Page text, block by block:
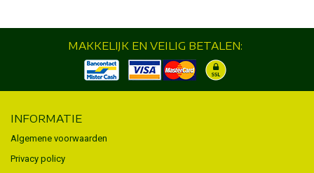
MAKKELIJK EN VEILIG BETALEN:
INFORMATIE
Algemene voorwaarden
Privacy policy